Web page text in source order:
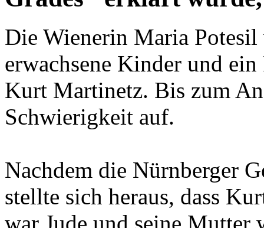
Die Wienerin Maria
erwachsene Kinder und
Kurt Martinetz. Bis zum
Schwierigkeit auf.
Nachdem die Nürnberger
stellte sich heraus, dass
war Jude und seine